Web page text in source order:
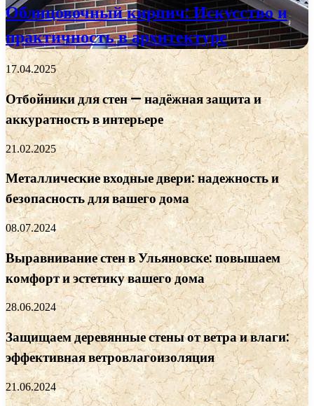
Облицовочный кирпич: Искусство и
практичность в архитектуре
17.04.2025
Отбойники для стен — надёжная защита и
аккуратность в интерьере
21.02.2025
Металлические входные двери: надежность и
безопасность для вашего дома
08.07.2024
Выравнивание стен в Ульяновске: повышаем
комфорт и эстетику вашего дома
28.06.2024
Защищаем деревянные стены от ветра и влаги:
эффективная ветровлагоизоляция
21.06.2024